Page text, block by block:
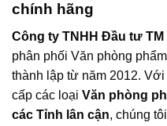
chính hãng
Công ty TNHH Đầu tư
phân phối Văn phòng
thành lập từ năm 2012.
cấp các loại Văn phòng
các Tỉnh lân cận, chúng